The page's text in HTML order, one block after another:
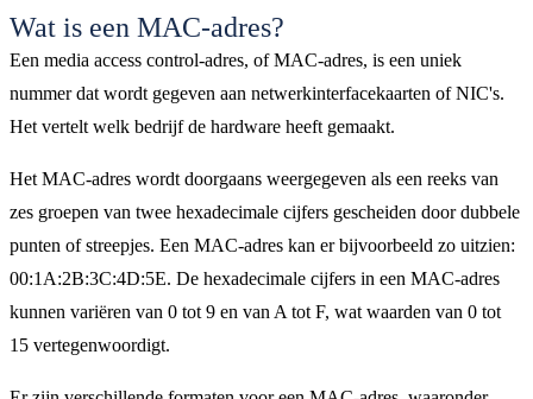
Wat is een MAC-adres?
Een media access control-adres, of MAC-adres, is een uniek
nummer dat wordt gegeven aan netwerkinterfacekaarten of NIC's.
Het vertelt welk bedrijf de hardware heeft gemaakt.
Het MAC-adres wordt doorgaans weergegeven als een reeks van
zes groepen van twee hexadecimale cijfers gescheiden door dubbele
punten of streepjes. Een MAC-adres kan er bijvoorbeeld zo uitzien:
00:1A:2B:3C:4D:5E. De hexadecimale cijfers in een MAC-adres
kunnen variëren van 0 tot 9 en van A tot F, wat waarden van 0 tot
15 vertegenwoordigt.